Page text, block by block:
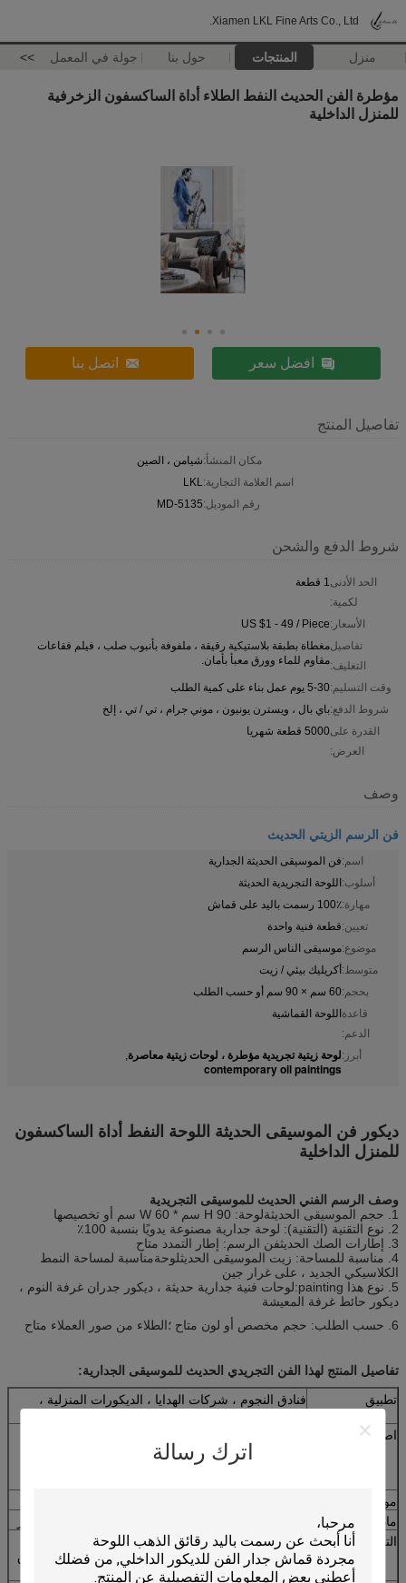
Xiamen LKL Fine Arts Co., Ltd.
منزل المنتجات حول بنا جولة في المعمل >>
اترك رسالة
مؤطرة الفن الحديث النفط الطلاء أداة الساكسفون الزخرفية
للمنزل الداخلية
افضل سعر اتصل بنا
تفاصيل المنتج
مكان المنشأ:شيامن ، الصين
اسم العلامة التجارية:LKL
رقم الموديل:MD-5135
شروط الدفع والشحن
الحد الأدنى
لكمية:
1 قطعة
الأسعار:US $1 - 49 / Piece
تفاصيل
التغليف:
مغطاة بطبقة بلاستيكية رقيقة ، ملفوفة بأنبوب صلب ، فيلم فقاعات
مقاوم للماء وورق معبأ بأمان.
وقت التسليم:5-30 يوم عمل بناء على كمية الطلب
شروط الدفع:باي بال ، ويسترن يونيون ، موني جرام ، تي / تي ، إلخ
القدرة على
العرض:
5000 قطعة شهريا
وصف
فن الرسم الزيتي الحديث
اسم:فن الموسيقى الحديثة الجدارية
أسلوب:اللوحة التجريدية الحديثة
مهارة:100٪ رسمت باليد على قماش
تعيين:قطعة فنية واحدة
موضوع:موسيقى الناس الرسم
متوسط:أكريليك بيئي / زيت
بحجم:60 سم × 90 سم أو حسب الطلب
قاعدة
الدعم:
اللوحة القماشية
أبرز:لوحة زيتية تجريدية مؤطرة ، لوحات زيتية معاصرة,
contemporary oil paintings
ديكور فن الموسيقى الحديثة اللوحة النفط أداة الساكسفون
للمنزل الداخلية
وصف الرسم الفني الحديث للموسيقى التجريدية
1. حجم الموسيقى الحديثة
لوحة: H 90 سم * W 60 سم أو تخصيصها
2. نوع التقنية (التقنية): لوحة جدارية مصنوعة يدويًا بنسبة 100٪
3. إطارات الصك الحديث
فن الرسم: إطار التمدد متاح
4. مناسبة للمساحة: زيت الموسيقى الحديث
لوحةمناسبة لمساحة النمط
الكلاسيكي الجديد ، على غرار جين
5. نوع هذا p
ainting
:لوحات فنية جدارية حديثة ، ديكور جدران غرفة النوم ،
ديكور حائط غرفة المعيشة
6. حسب الطلب: حجم مخصص أو لون متاح ؛الطلاء من صور العملاء متاح
تفاصيل المنتج لهذا الفن التجريدي الحديث للموسيقى الجدارية:
تطبيق
فنادق النجوم ، شركات الهدايا ، الديكورات المنزلية ،
اصلاح
إلى جانب ملحقات اللوحات الكبيرة تشمل المستوى
موعد التسليم
مادة
التعبئة 1
قماش فقط: مغطى بطبقة بلاستيكية رقيقة ، ملفوف
بأنبوب بلاستيكي صلب ، فيلم فقاعات مقاوم للماء وورق
معبأ بأمان.